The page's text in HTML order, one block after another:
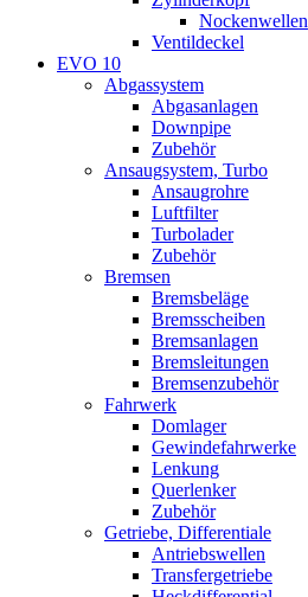
Nockenwellen
Ventildeckel
EVO 10
Abgassystem
Abgasanlagen
Downpipe
Zubehör
Ansaugsystem, Turbo
Ansaugrohre
Luftfilter
Turbolader
Zubehör
Bremsen
Bremsbeläge
Bremsscheiben
Bremsanlagen
Bremsleitungen
Bremsenzubehör
Fahrwerk
Domlager
Gewindefahrwerke
Lenkung
Querlenker
Zubehör
Getriebe, Differentiale
Antriebswellen
Transfergetriebe